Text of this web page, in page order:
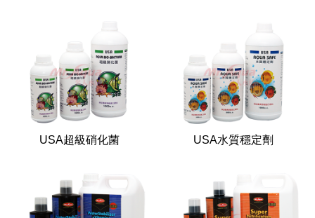
USA超級硝化菌 USA水質穩定劑